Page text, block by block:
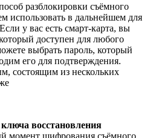
разблокировки съёмного
использовать в дальнейшем для
у вас есть смарт-карта, вы
доступен для любого
выбрать пароль, который
его для подтверждения.
состоящим из нескольких
ключа восстановления
момент шифрования съёмного